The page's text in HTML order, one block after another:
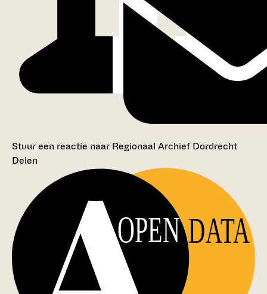
Stuur een reactie naar Regionaal Archief Dordrecht
Delen
OPEN DATA